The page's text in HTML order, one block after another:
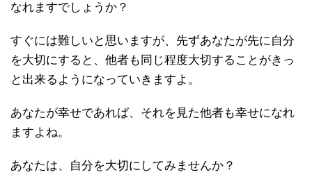
なれますでしょうか？
すぐには難しいと思いますが、先ずあなたが先に自分
を大切にすると、他者も同じ程度大切することがきっ
と出来るようになっていきますよ。
あなたが幸せであれば、それを見た他者も幸せになれ
ますよね。
あなたは、自分を大切にしてみませんか？